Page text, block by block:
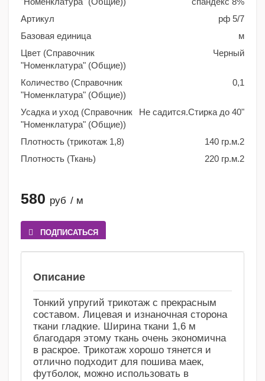
Артикул
рф 5/7
Базовая единица
м
Цвет (Справочник
"Номенклатура" (Общие))
Черный
Количество (Справочник
"Номенклатура" (Общие))
0,1
Усадка и уход (Справочник
"Номенклатура" (Общие))
Не садится.Стирка до 40"
Плотность (трикотаж 1,8)
140 гр.м.2
Плотность (Ткань)
220 гр.м.2
580 руб / м
ПОДПИСАТЬСЯ
Описание
Тонкий упругий трикотаж с прекрасным
составом. Лицевая и изнаночная сторона
ткани гладкие. Ширина ткани 1,6 м
благодаря этому ткань очень экономична
в раскрое. Трикотаж хорошо тянется и
отлично подходит для пошива маек,
футболок, можно использовать в